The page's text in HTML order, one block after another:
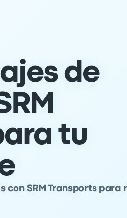
de
tu
con SRM Transports para